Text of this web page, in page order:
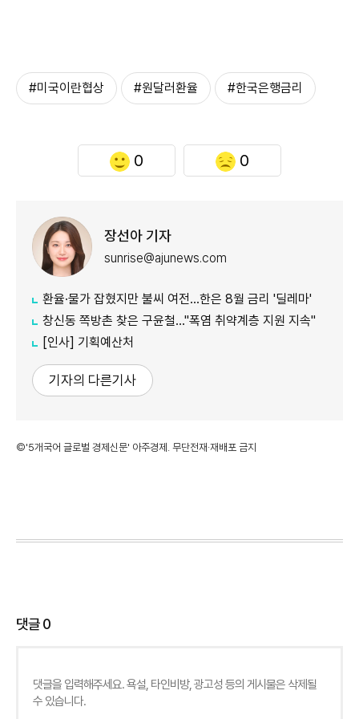
#미국이란협상 #원달러환율 #한국은행금리
0 0
장선아 기자
sunrise@ajunews.com
환율·물가 잡혔지만 불씨 여전...한은 8월 금리 '딜레마'
창신동 쪽방촌 찾은 구윤철…"폭염 취약계층 지원 지속"
[인사] 기획예산처
기자의 다른기사
©'5개국어 글로벌 경제신문' 아주경제. 무단전재·재배포 금지
댓글0